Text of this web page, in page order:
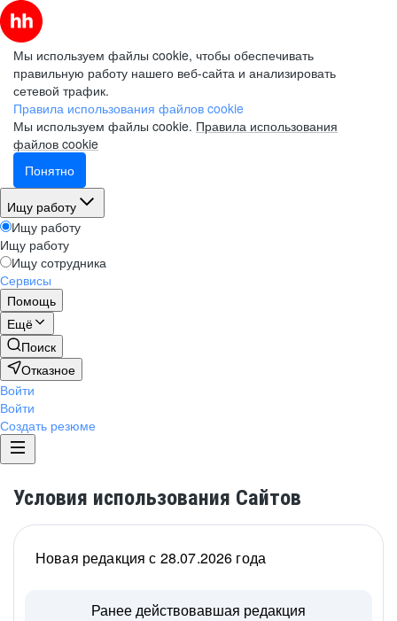
Мы используем файлы cookie, чтобы обеспечивать
правильную работу нашего веб-сайта и анализировать
сетевой трафик.
Правила использования файлов cookie
Мы используем файлы cookie. Правила использования
файлов cookie
Понятно
Ищу работу
Ищу работу
Ищу работу
Ищу сотрудника
Сервисы
Помощь
Ещё
Поиск
Отказное
Войти
Войти
Создать резюме
Условия использования Сайтов
Новая редакция с 28.07.2026 года
Ранее действовавшая редакция